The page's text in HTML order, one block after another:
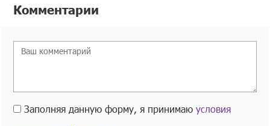
Комментарии
Заполняя данную форму, я принимаюусловия